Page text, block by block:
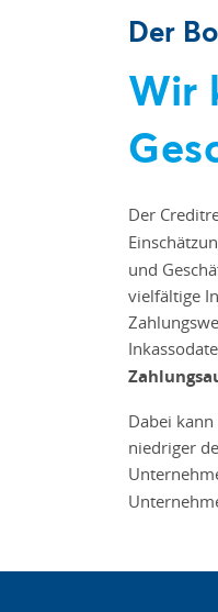
Der
Wir
Der
und
vielfältige
Dabei
niedriger